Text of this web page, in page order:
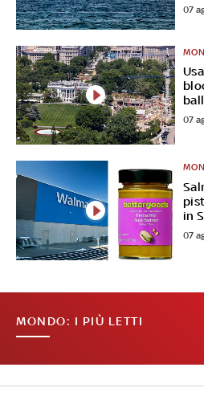
07
07
in
07
MONDO: I PIÙ LETTI